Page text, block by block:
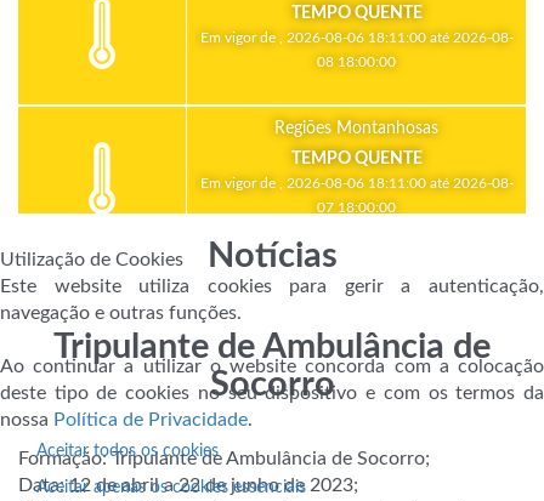
TEMPO QUENTE
Em vigor de , 2026-08-06 18:11:00 até 2026-08-
08 18:00:00
Regiões Montanhosas
TEMPO QUENTE
Em vigor de , 2026-08-06 18:11:00 até 2026-08-
07 18:00:00
Notícias
Tripulante de Ambulância de
Socorro
Formação: Tripulante de Ambulância de Socorro;
Data: 12 de abril a 22 de junho de 2023;
Utilização de Cookies
Este website utiliza cookies para gerir a autenticação,
navegação e outras funções.
Ao continuar a utilizar o website concorda com a colocação
deste tipo de cookies no seu dispositivo e com os termos da
nossa Política de Privacidade.
Aceitar todos os cookies
Aceitar apenas os cookies essenciais